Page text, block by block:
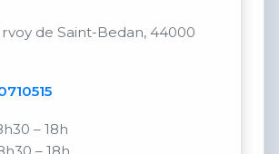
de Saint-Bedan, 44000
– 18h